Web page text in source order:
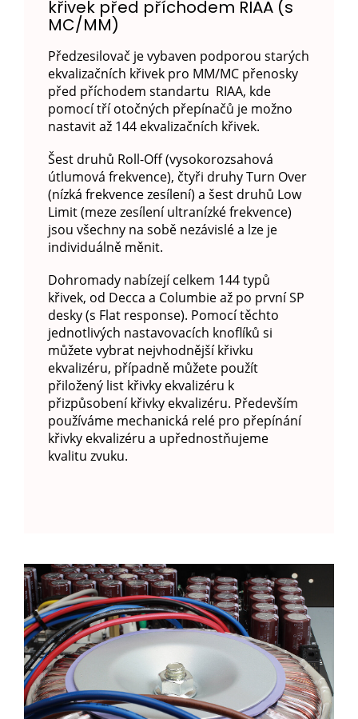
křivek před příchodem RIAA (s
MC/MM)
Předzesilovač je vybaven podporou starých
ekvalizačních křivek pro MM/MC přenosky
před příchodem standartu RIAA, kde
pomocí tří otočných přepínačů je možno
nastavit až 144 ekvalizačních křivek.
Šest druhů Roll-Off (vysokorozsahová
útlumová frekvence), čtyři druhy Turn Over
(nízká frekvence zesílení) a šest druhů Low
Limit (meze zesílení ultranízké frekvence)
jsou všechny na sobě nezávislé a lze je
individuálně měnit.
Dohromady nabízejí celkem 144 typů
křivek, od Decca a Columbie až po první SP
desky (s Flat response). Pomocí těchto
jednotlivých nastavovacích knoflíků si
můžete vybrat nejvhodnější křivku
ekvalizéru, případně můžete použít
přiložený list křivky ekvalizéru k
přizpůsobení křivky ekvalizéru. Především
používáme mechanická relé pro přepínání
křivky ekvalizéru a upřednostňujeme
kvalitu zvuku.